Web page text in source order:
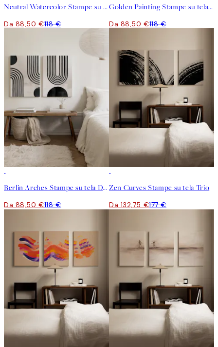
Neutral Watercolor Stampe su tela Duo
Da 88,50 €118 €
Golden Painting Stampe su tela Duo
Da 88,50 €118 €
Berlin Arches Stampe su tela Duo
Da 88,50 €118 €
Zen Curves Stampe su tela Trio
Da 132,75 €177 €